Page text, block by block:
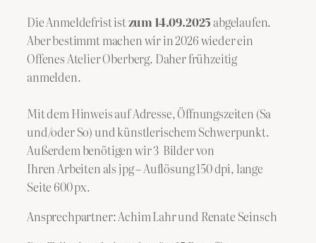
oAO
2025
Die Anmeldefrist istzum 14.09.2025 abgelaufen.
Aber bestimmt machen wir in 2026 wieder ein
Offenes Atelier Oberberg. Daher frühzeitig
anmelden.
Mit dem Hinweis auf Adresse, Öffnungszeiten (Sa
und/oder So) und künstlerischem Schwerpunkt.
Außerdem benötigen wir 3 Bilder von
Ihren Arbeiten als jpg – Auflösung 150 dpi, lange
Seite 600 px.
Ansprechpartner: Achim Lahr und Renate Seinsch